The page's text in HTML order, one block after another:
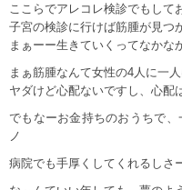
ここらでアレコレ検診でもして
子宮の検診に行けば筋腫が見つ
まぁーー生きていくってなかな
まぁ筋腫なんて女性の4人に一
ヤダけど心配ないですし、心配
でもなーお金持ちのおうちで
ノ
病院でも手厚くしてくれるしさ